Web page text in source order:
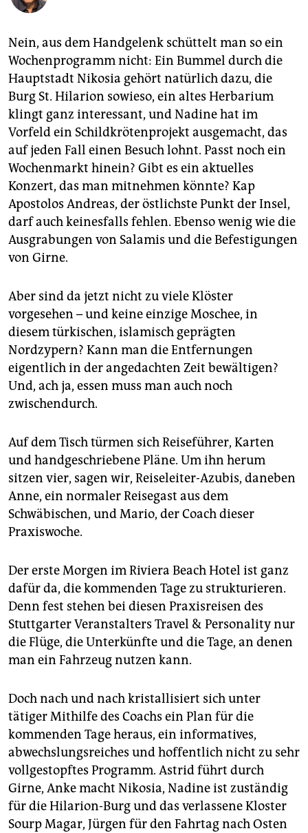
abo
genossenschaft
epaper login
Nein, aus dem Handgelenk schüttelt man so ein
Wochenprogramm nicht: Ein Bummel durch die
Hauptstadt Nikosia gehört natürlich dazu, die
Burg St. Hilarion sowieso, ein altes Herbarium
klingt ganz interessant, und Nadine hat im
Vorfeld ein Schildkrötenprojekt ausgemacht, das
auf jeden Fall einen Besuch lohnt. Passt noch ein
Wochenmarkt hinein? Gibt es ein aktuelles
Konzert, das man mitnehmen könnte? Kap
Apostolos Andreas, der östlichste Punkt der Insel,
darf auch keinesfalls fehlen. Ebenso wenig wie die
Ausgrabungen von Salamis und die Befestigungen
von Girne.
Aber sind da jetzt nicht zu viele Klöster
vorgesehen – und keine einzige Moschee, in
diesem türkischen, islamisch geprägten
Nordzypern? Kann man die Entfernungen
eigentlich in der angedachten Zeit bewältigen?
Und, ach ja, essen muss man auch noch
zwischendurch.
Auf dem Tisch türmen sich Reiseführer, Karten
und handgeschriebene Pläne. Um ihn herum
sitzen vier, sagen wir, Reiseleiter-Azubis, daneben
Anne, ein normaler Reisegast aus dem
Schwäbischen, und Mario, der Coach dieser
Praxiswoche.
Der erste Morgen im Riviera Beach Hotel ist ganz
dafür da, die kommenden Tage zu strukturieren.
Denn fest stehen bei diesen Praxisreisen des
Stuttgarter Veranstalters Travel & Personality nur
die Flüge, die Unterkünfte und die Tage, an denen
man ein Fahrzeug nutzen kann.
Doch nach und nach kristallisiert sich unter
tätiger Mithilfe des Coachs ein Plan für die
kommenden Tage heraus, ein informatives,
abwechslungsreiches und hoffentlich nicht zu sehr
vollgestopftes Programm. Astrid führt durch
Girne, Anke macht Nikosia, Nadine ist zuständig
für die Hilarion-Burg und das verlassene Kloster
Sourp Magar, Jürgen für den Fahrtag nach ­Osten